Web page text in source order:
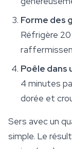
Forme des
Réfrigère
Poêle dans
4 minutes
dorée et
Sers avec un
simple. Le